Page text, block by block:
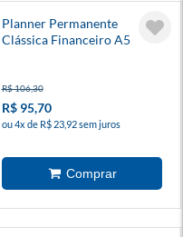
Planner Permanente
Clássica Financeiro A5
R$ 106,30
R$ 95,70
ou 4x de R$ 23,92 sem juros